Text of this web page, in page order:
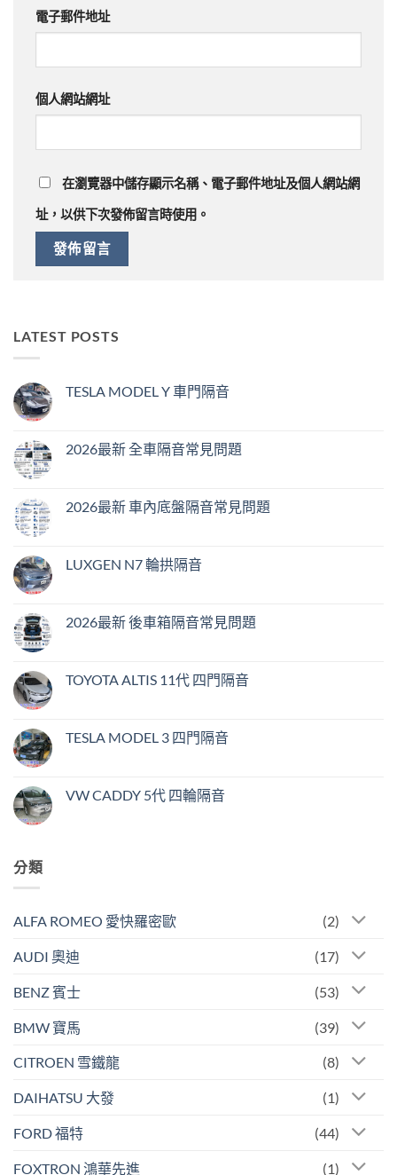
電子郵件地址
個人網站網址
在瀏覽器中儲存顯示名稱、電子郵件地址及個人網站網
址，以供下次發佈留言時使用。
LATEST POSTS
TESLA MODEL Y 車門隔音
2026最新 全車隔音常見問題
2026最新 車內底盤隔音常見問題
LUXGEN N7 輪拱隔音
2026最新 後車箱隔音常見問題
TOYOTA ALTIS 11代 四門隔音
TESLA MODEL 3 四門隔音
VW CADDY 5代 四輪隔音
分類
ALFA ROMEO 愛快羅密歐 (2)
AUDI 奧迪 (17)
BENZ 賓士 (53)
BMW 寶馬 (39)
CITROEN 雪鐵龍 (8)
DAIHATSU 大發 (1)
FORD 福特 (44)
FOXTRON 鴻華先進 (1)